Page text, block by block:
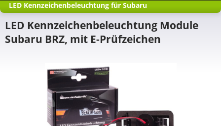
LED Kennzeichenbeleuchtung für Subaru
LED Kennzeichenbeleuchtung Module
Subaru BRZ, mit E-Prüfzeichen